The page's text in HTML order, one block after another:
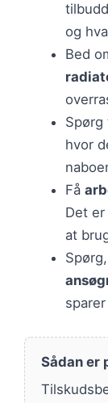
og
Bed
Spørg
hvor
Få
Det
at
Sådan er